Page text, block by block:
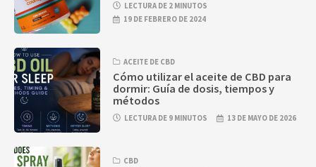
LECTURA DE 2 MINUTOS
19 DE FEBRERO DE 2024
ACEITE DE CBD
Cómo utilizar el aceite de CBD para
dormir: Guía de dosis, tiempos y
métodos
LECTURA DE 9 MINUTOS 13 DE MAYO DE 2026
CBD